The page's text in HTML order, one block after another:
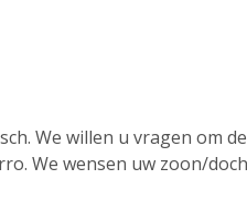
We willen u vragen om
We wensen uw zoon/